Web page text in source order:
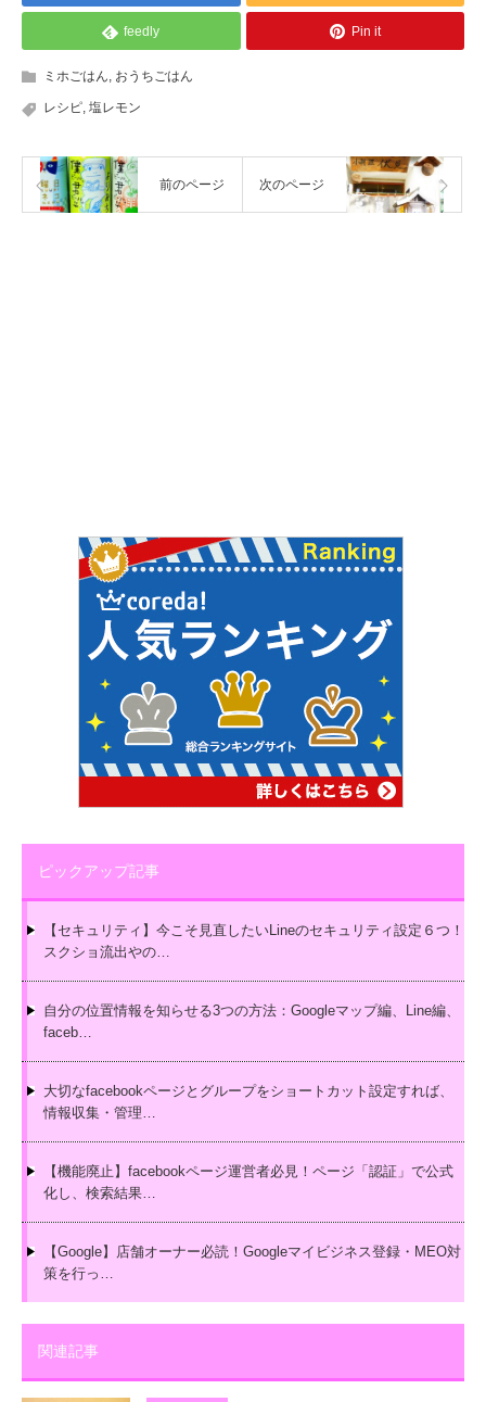
feedly Pin it
ミホごはん, おうちごはん
レシピ, 塩レモン
前のページ 次のページ
ピックアップ記事
【セキュリティ】今こそ見直したいLineのセキュリティ設定６つ！
スクショ流出やの…
自分の位置情報を知らせる3つの方法：Googleマップ編、Line編、
faceb…
大切なfacebookページとグループをショートカット設定すれば、
情報収集・管理…
【機能廃止】facebookページ運営者必見！ページ「認証」で公式
化し、検索結果…
【Google】店舗オーナー必読！Googleマイビジネス登録・MEO対
策を行っ…
関連記事